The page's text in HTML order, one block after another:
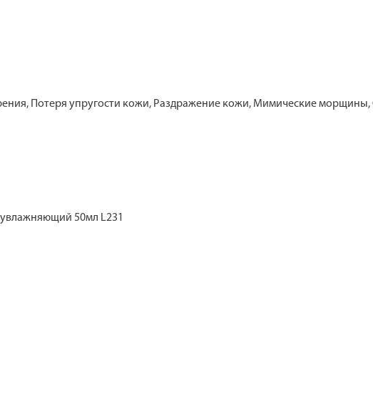
Потеря упругости кожи, Раздражение кожи, Мимические
50мл L231